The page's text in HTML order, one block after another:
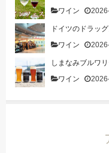
ワイン
ドイツのドラッ
ワイン
しまなみブルワ
ワイン